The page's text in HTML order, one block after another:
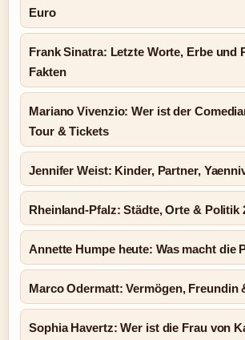
Euro
Frank Sinatra: Letzte Worte, Erbe und
Fakten
Mariano Vivenzio: Wer ist der
Tour & Tickets
Jennifer Weist: Kinder, Partner,
Rheinland-Pfalz: Städte, Orte & Politik
Annette Humpe heute: Was macht die
Marco Odermatt: Vermögen, Freundin
Sophia Havertz: Wer ist die Frau von